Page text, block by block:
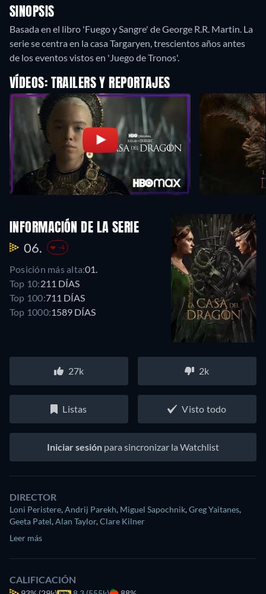
SINOPSIS
Basada en el libro 'Fuego y Sangre' de George R.R. Martin. La
serie se centra en la casa Targaryen, trescientos años antes
de los eventos vistos en 'Juego de Tronos'.
VÍDEOS: TRAILERS Y REPORTAJES
INFORMACIÓN DE LA SERIE
06. -4
Posición más alta:01.
Top 10:211 DÍAS
Top 100:711 DÍAS
Top 1000:1589 DÍAS
27k 2k
Listas Visto todo
Iniciar sesión para sincronizar la Watchlist
DIRECTOR
Loni Peristere,Andrij Parekh, Miguel Sapochnik,Greg Yaitanes,
Geeta Patel,Alan Taylor,Clare Kilner
Leer más
CALIFICACIÓN